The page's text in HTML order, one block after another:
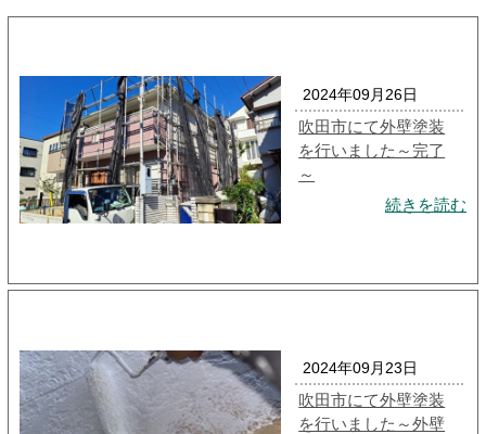
2024年09月26日
吹田市にて外壁塗装
を行いました～完了
～
続きを読む
2024年09月23日
吹田市にて外壁塗装
を行いました～外壁